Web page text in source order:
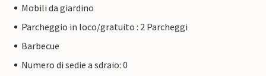
Mobili da giardino
Parcheggio in loco/gratuito : 2 Parcheggi
Barbecue
Numero di sedie a sdraio: 0